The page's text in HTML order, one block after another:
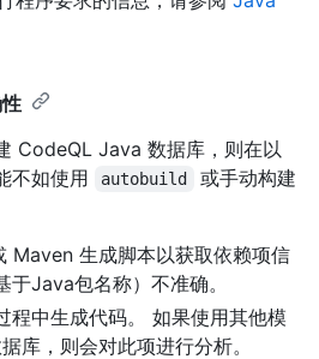
CodeQL Java 数据库，则在以
不如使用
autobuild
或手动构建
Maven 生成脚本以获取依赖项信
于Java包名称）不准确。
程中生成代码。 如果使用其他模
库，则会对此项进行分析。